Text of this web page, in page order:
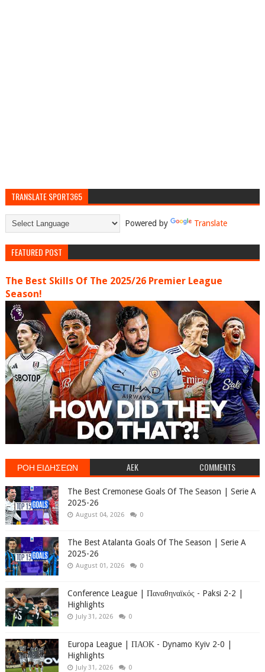
TRANSLATE SPORT365
Powered by Translate
FEATURED POST
The Best Skills Of The 2025/26 Premier League
Season!
ΡΟΗ ΕΙΔΗΣΕΩΝ AEK COMMENTS
The Best Cremonese Goals Of The Season | Serie A
2025-26
August 04, 2026 0
The Best Atalanta Goals Of The Season | Serie A
2025-26
August 01, 2026 0
Conference League | Παναθηναϊκός - Paksi 2-2 |
Highlights
July 31, 2026 0
Europa League | ΠΑΟΚ - Dynamo Kyiv 2-0 |
Highlights
July 31, 2026 0